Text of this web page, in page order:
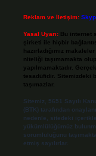
Reklam ve İletişim:
Yasal Uyarı: Bu internet
şirketi ile hiçbir
hazırladığımız
niteliği taşımamakta
yapılmamaktadır.
tesadüfidir. Sitemizdeki
taşımazlar.
Sitemiz, 5651 Sayılı
(BTK) tarafından
nedenle, sitedeki
yükümlülüğümüz
sorumluluğunu
etmiş sayılırlar.